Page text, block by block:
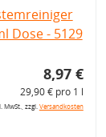
Dose - 5129
8,97 €
29,90 € pro 1 l
MwSt., zzgl.Versandkosten